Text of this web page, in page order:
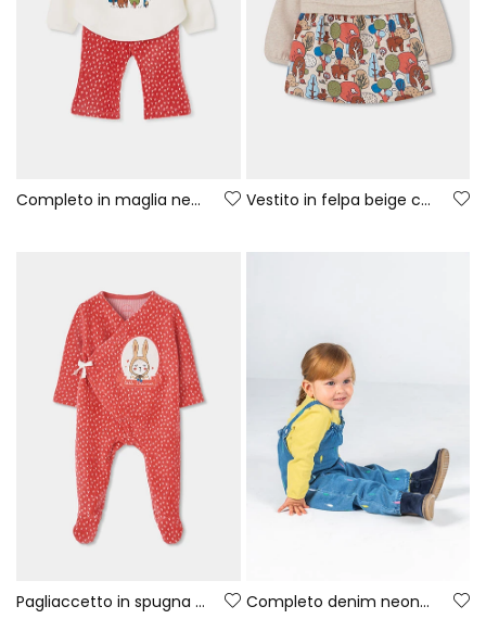
Completo in maglia neonata bambina bianco stampa foresta Vestito in felpa beige con stampa foresta neonato
Pagliaccetto in spugna neonato rosso con stampa coniglietto Completo denim neonata blu stampa foglie